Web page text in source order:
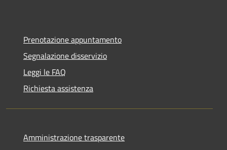
Prenotazione appuntamento
Segnalazione disservizio
Leggi le FAQ
Richiesta assistenza
Amministrazione trasparente